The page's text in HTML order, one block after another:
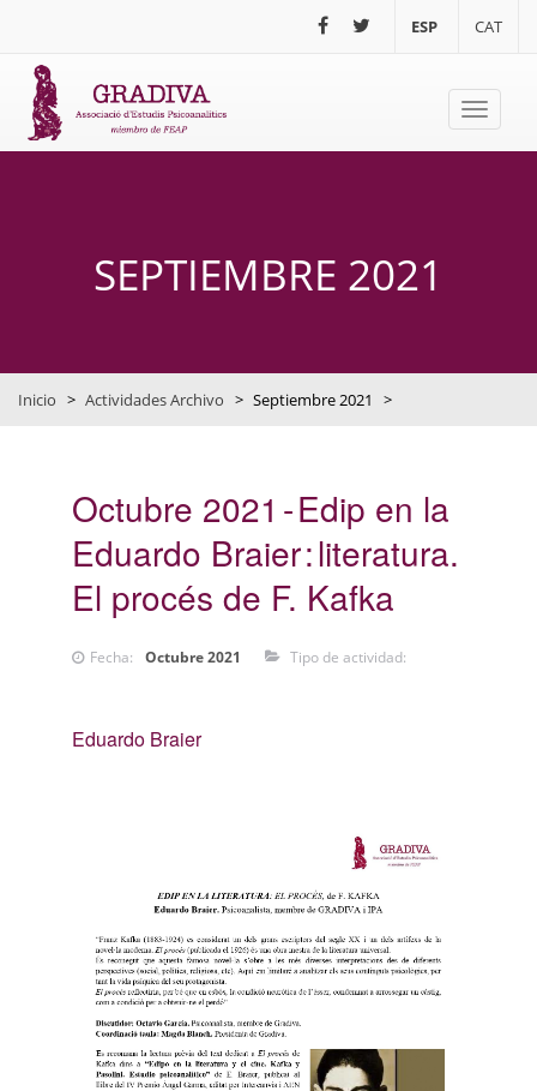
ESP CAT
Toggle
SEPTIEMBRE 2021
Inicio > Actividades Archivo > Septiembre 2021 >
Octubre 2021
Eduardo Braier
Edip en la
literatura.
El procés de F. Kafka
Fecha: Octubre 2021 Tipo de actividad:
Eduardo Braier